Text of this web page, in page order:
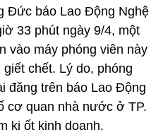
Đức báo Lao Động Nghệ
33 phút ngày 9/4, một
vào máy phóng viên này
chết. Lý do, phóng
đăng trên báo Lao Động
cơ quan nhà nước ở TP.
ki ốt kinh doanh.